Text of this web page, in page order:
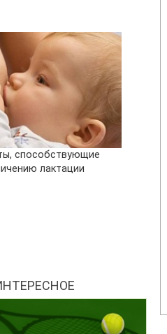
способствующие
лактации